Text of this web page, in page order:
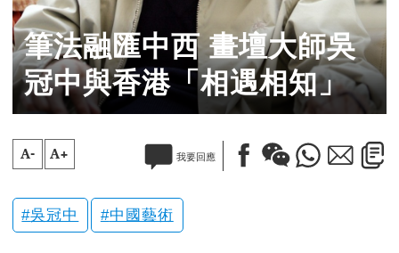
筆法融匯中西 畫壇大師吳
冠中與香港「相遇相知」
A- A+ 我要回應
吳冠中 中國藝術